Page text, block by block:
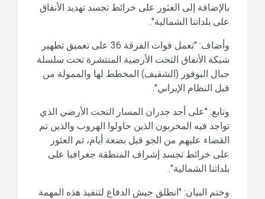
بالإضافة إلى العثور على خرائط تجسد تهديد الأنفاق
على بلداتنا الشمالية".
وأضاف: "تعمل قوات الفرقة 36 على تعميق تطهير
شبكة الأنفاق التحت الأرضية المنتشرة تحت سلسلة
جبال البوفور (الشقيف) المخطط لها والممولة من
قبل النظام الإيراني".
وتابع: "على أحد جدران المسار التحت الأرضي الذي
تواجد فيه المخربون الذين حاولوا الهروب والذين تم
القضاء عليهم من الجو قبل بضعة أيام، تم العثور
على خرائط تجسد إشراف المنطقة جغرافيا على
بلداتنا الشمالية".
وختم البيان: "انطلق جيش الدفاع لتنفيذ هذه المهمة